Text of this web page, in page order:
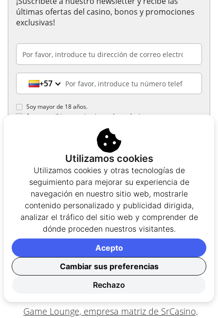
últimas ofertas del casino, bonos y promociones
exclusivas!
+57
Soy mayor de 18 años.
Acepto recibir comunicaciones de marketing.
¡Recibe tus promociones!
Al enviar tu correo electrónico, confirmas que has leído y aceptado
nuestra política de privacidad y de cookies.
¡Lee más noticias de casino online en
Colombia!
¡Vuelve SBC Summit Rio!
Afortunado jugador gana 250 millones en el
Game Lounge, empresa matriz de SrCasino,
Utilizamos cookies
Utilizamos cookies y otras tecnologías de
seguimiento para mejorar su experiencia de
navegación en nuestro sitio web, mostrarle
contenido personalizado y publicidad dirigida,
analizar el tráfico del sitio web y comprender de
dónde proceden nuestros visitantes.
Cambiar sus preferencias
Rechazo
Acepto